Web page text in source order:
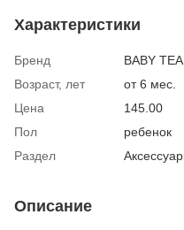
Характеристики
Бренд
BABY
Возраст, лет
от 6 мес.
Цена
145.00
Пол
ребенок
Раздел
Описание